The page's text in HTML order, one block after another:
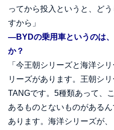
ってから投入というと、ど
すから」
―BYDの乗用車というのは
か？
「今王朝シリーズと海洋シ
リーズがあります。王朝シ
TANGです。5種類あって、
あるものとないものがある
あります。海洋シリーズが